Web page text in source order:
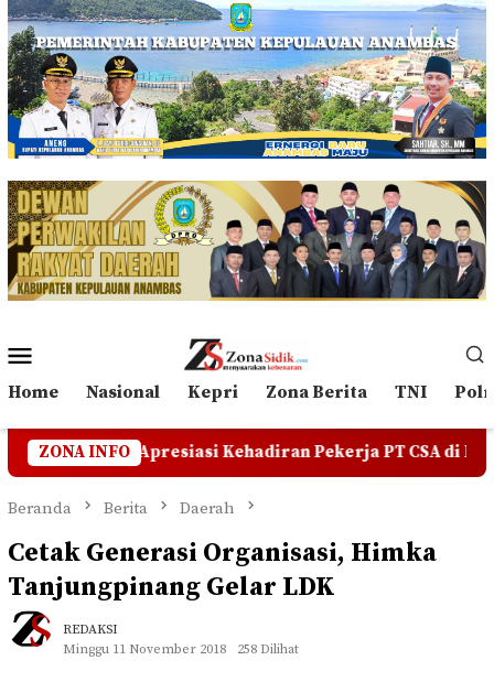
Loncat
ke
konten
Mobile
Home Nasional Kepri Zona Berita TNI
ZONA INFO
Kehadiran Pekerja PT CSA di RDP, Tegaskan Jangan Ada
Beranda Berita Daerah
Cetak Generasi Organisasi, Himka
Tanjungpinang Gelar LDK
REDAKSI
Minggu 11 November 2018
258 Dilihat